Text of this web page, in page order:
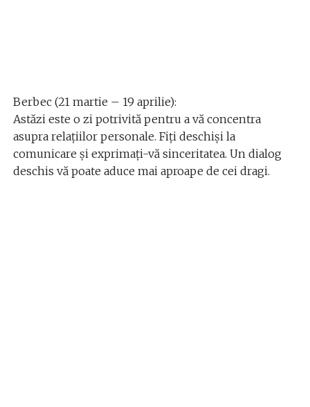
Berbec (21 martie – 19 aprilie):
Astăzi este o zi potrivită pentru a vă concentra
asupra relațiilor personale. Fiți deschiși la
comunicare și exprimați-vă sinceritatea. Un dialog
deschis vă poate aduce mai aproape de cei dragi.